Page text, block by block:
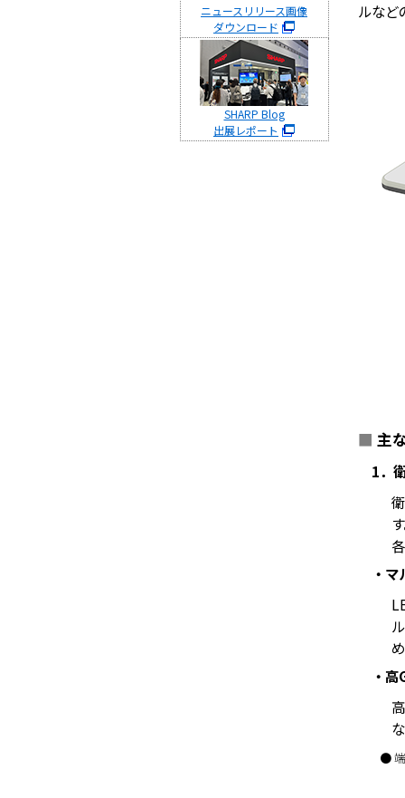
ニュースリリース画像
ダウンロード
SHARP Blog
出展レポート
ルなど
■ 主
1．
・
・
● 端